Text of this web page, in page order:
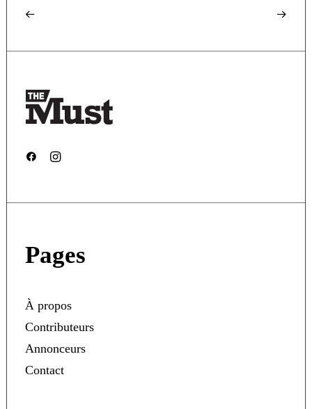
Pages
À propos
Contributeurs
Annonceurs
Contact